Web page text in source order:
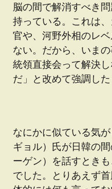
脳の間で解消すべき
持っている。これは
官や、河野外相のレ
ない。だから、いま
統領直接会って解決
だ」と改めて強調した
なにかに似ている気
ギョル）氏が日韓の
ーゲン）を話すとき
でした。とりあえず